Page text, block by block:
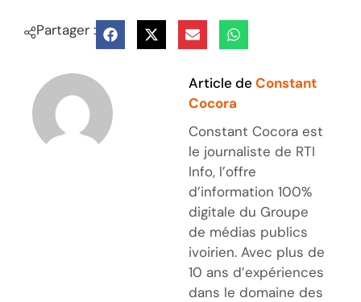
Partager :
Article de Constant
Cocora
Constant Cocora est
le journaliste de RTI
Info, l’offre
d’information 100%
digitale du Groupe
de médias publics
ivoirien. Avec plus de
10 ans d’expériences
dans le domaine des